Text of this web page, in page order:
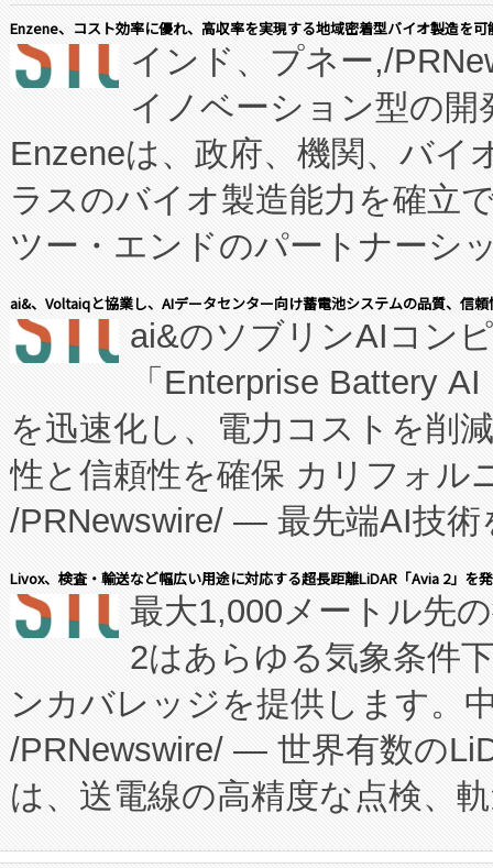
Enzene、コスト効率に優れ、高収率を実現する地域密着型バイオ製造を
インド、プネー,/
イノベーション型の
Enzeneは、政府、機関、バイ
ラスのバイオ製造能力を確立
ツー・エンドのパートナーシ
表しました。 同社の実績ある
manufacturing™ (FCCM™) プ
たNeXは、バイオ医薬品製造
従来のフェッドバッチ施設の
に、患者やサプライチェーン
キー方式で拡張性が高く、持
す。FCCM‑を活用した現地生
患者にとっての費用負担を大
のアクセスを大幅に拡大する
Fully-Connected Continuous
プログラムには、施設設計・
に関する技術移転および知的
構造化トレーニングカリキュ
ai&、Voltaiqと協業し、AIデータセンター向け蓄電池システムの品質、信
ai&のソブリンAIコン
「Enterprise Battery
を迅速化し、電力コストを削
性と信頼性を確保 カリフォル
/PRNewswire/ — 最先端AI技術
会社エーアイ・アンド：本社
President原信平）と、エンタ
ードするVoltaiqは、日本にあ
ーエネルギー貯蔵システム（
た。 Voltaiq独自のAI搭載プラ
定、統合、導入、運用に至る
安全性を追跡し、確保する事
Livox、検査・輸送など幅広い用途に対応する超長距離LiDAR「Avia 2」を
最大1,000メートル先
2はあらゆる気象条件
ンカバレッジを提供します。
/PRNewswire/ — 世界有数の
は、送電線の高精度な点検、
や穀物倉庫におけるバルク材